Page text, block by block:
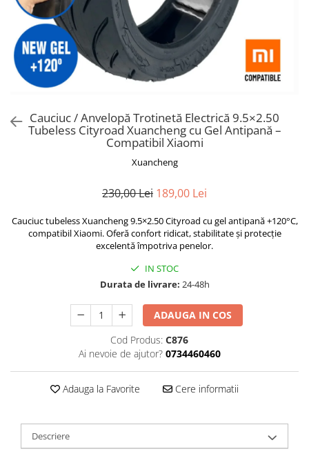
Trotinete Peste 3000 Lei
Trotinete cu Scaun
Trotinete cu Cheie
Trotinete cu Baterie Detașabilă
Trotinete cu Cheie
Trotinete cu Suspensii
Trotinete cu Ghidon Reglabil
ATV 200cc
ATV 1000W
ATV 1500W
Suporturi pentru telefon
Oglinzi retrovizoare
Ornamente, stickere & viniluri
Iluminare decorativă
Protecții la coliziune
KuKirin G3
KuKirin G2 Master
KuKirin G1 Pro
KuKirin V1 Pro
KuKirin V2
KuKirin A1
Roți și Anvelope
Anvelope
Valve & extensii
Display-uri / ecrane
Motoare
Cabluri motoare
Cauciuc / Anvelopă Trotinetă Electrică 9.5×2.50
Tubeless Cityroad Xuancheng cu Gel Antipană –
Compatibil Xiaomi
Xuancheng
230,00 Lei 189,00 Lei
Cauciuc tubeless Xuancheng 9.5×2.50 Cityroad cu gel antipană +120°C,
compatibil Xiaomi. Oferă confort ridicat, stabilitate și protecție
excelentă împotriva penelor.
IN STOC
Durata de livrare: 24-48h
ADAUGA IN COS
Cod Produs: C876
Ai nevoie de ajutor? 0734460460
Adauga la Favorite Cere informatii
Descriere